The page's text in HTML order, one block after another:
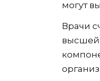
могут
Врачи
высшей